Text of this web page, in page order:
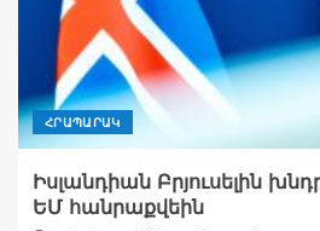
ՀՐԱՊԱՐԱԿ
Իսլանդիան Բրյուսելին
ԵՄ հանրաքվեին